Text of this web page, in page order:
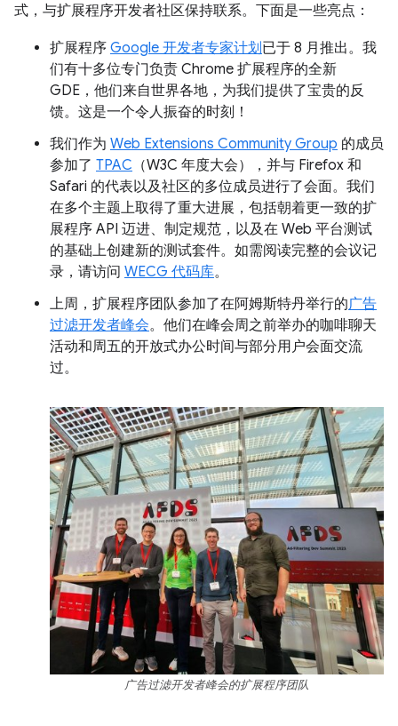
式，与扩展程序开发者社区保持联系。下面是一些亮点：
扩展程序 Google 开发者专家计划已于 8 月推出。我
们有十多位专门负责 Chrome 扩展程序的全新
GDE，他们来自世界各地，为我们提供了宝贵的反
馈。这是一个令人振奋的时刻！
我们作为 Web Extensions Community Group 的成员
参加了 TPAC （W3C 年度大会），并与 Firefox 和
Safari 的代表以及社区的多位成员进行了会面。我们
在多个主题上取得了重大进展，包括朝着更一致的扩
展程序 API 迈进、制定规范，以及在 Web 平台测试
的基础上创建新的测试套件。如需阅读完整的会议记
录，请访问 WECG 代码库。
上周，扩展程序团队参加了在阿姆斯特丹举行的广告
过滤开发者峰会。他们在峰会周之前举办的咖啡聊天
活动和周五的开放式办公时间与部分用户会面交流
过。
广告过滤开发者峰会的扩展程序团队